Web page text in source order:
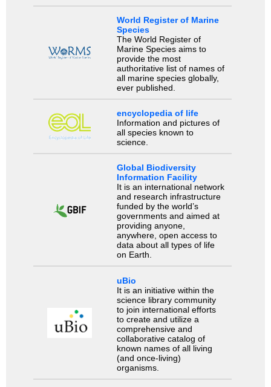
World Register of Marine
Species
The World Register of
Marine Species aims to
provide the most
authoritative list of names of
all marine species globally,
ever published.
encyclopedia of life
Information and pictures of
all species known to
science.
Global Biodiversity
Information Facility
It is an international network
and research infrastructure
funded by the world’s
governments and aimed at
providing anyone,
anywhere, open access to
data about all types of life
on Earth.
uBio
It is an initiative within the
science library community
to join international efforts
to create and utilize a
comprehensive and
collaborative catalog of
known names of all living
(and once-living)
organisms.